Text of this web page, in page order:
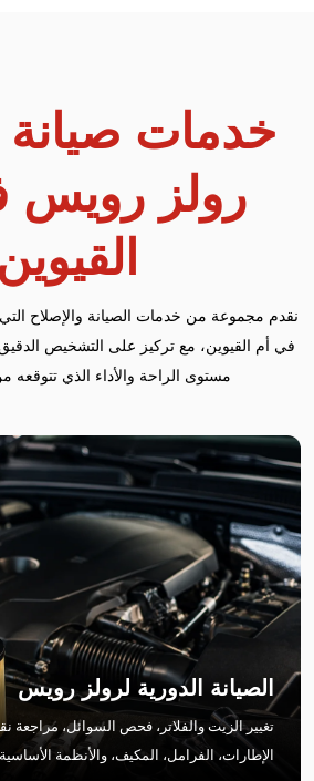
خدمات صيانة
رولز رويس
القيوين
نقدم مجموعة من خدمات الصيانة والإصلاح
في أم القيوين، مع تركيز على التشخيص
مستوى الراحة والأداء الذي تتوقعه
الصيانة الدورية لرولز رويس
تغيير الزيت والفلاتر، فحص السوائل، مراجعة
الإطارات، الفرامل، المكيف، والأنظمة